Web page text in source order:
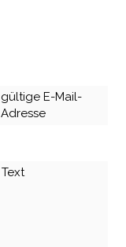
gültige E-Mail-
Adresse
Text